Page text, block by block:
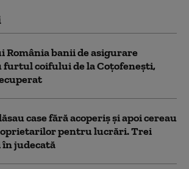
România banii de asigurare
coifului de la Coțofenești,
case fără acoperiș și apoi cereau
pentru lucrări. Trei
judecată